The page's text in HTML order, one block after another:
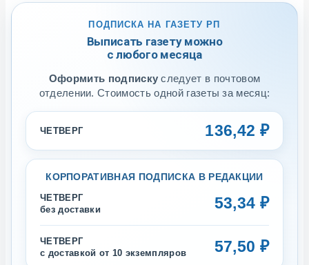
ПОДПИСКА НА ГАЗЕТУ РП
Выписать газету можно
с любого месяца
Оформить подписку следует в почтовом
отделении. Стоимость одной газеты за месяц:
ЧЕТВЕРГ 136,42 ₽
КОРПОРАТИВНАЯ ПОДПИСКА В РЕДАКЦИИ
ЧЕТВЕРГ
без доставки
53,34 ₽
ЧЕТВЕРГ
с доставкой от 10 экземпляров
57,50 ₽